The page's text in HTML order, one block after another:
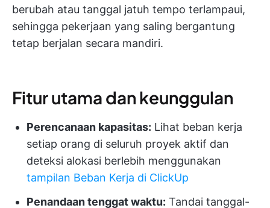
berubah atau tanggal jatuh tempo terlampaui,
sehingga pekerjaan yang saling bergantung
tetap berjalan secara mandiri.
Fitur utama dan keunggulan
Perencanaan kapasitas: Lihat beban kerja
setiap orang di seluruh proyek aktif dan
deteksi alokasi berlebih menggunakan
tampilan Beban Kerja di ClickUp
Penandaan tenggat waktu: Tandai tanggal-